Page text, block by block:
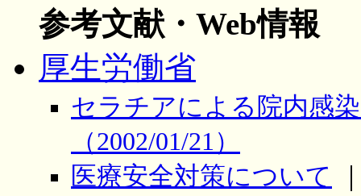
参考文献・Web情報
厚生労働省
セラチアによる院内感
（2002/01/21）
医療安全対策について